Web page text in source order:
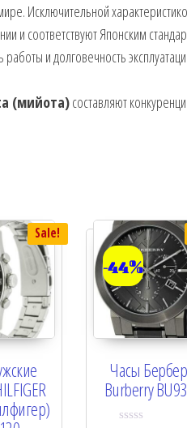
Исключительной
и соответствуют Японским
и долговечность
(мийота)составляют
Sale!
-44%
Часы
Burberry